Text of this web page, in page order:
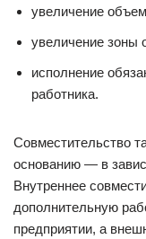
увеличение
увеличение зоны
исполнение
работника.
Совместительство
основанию — в
Внутреннее
дополнительную
предприятии, а